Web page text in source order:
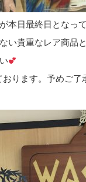
本日最終日となっ
い貴重なレア商品
ります。予めご了